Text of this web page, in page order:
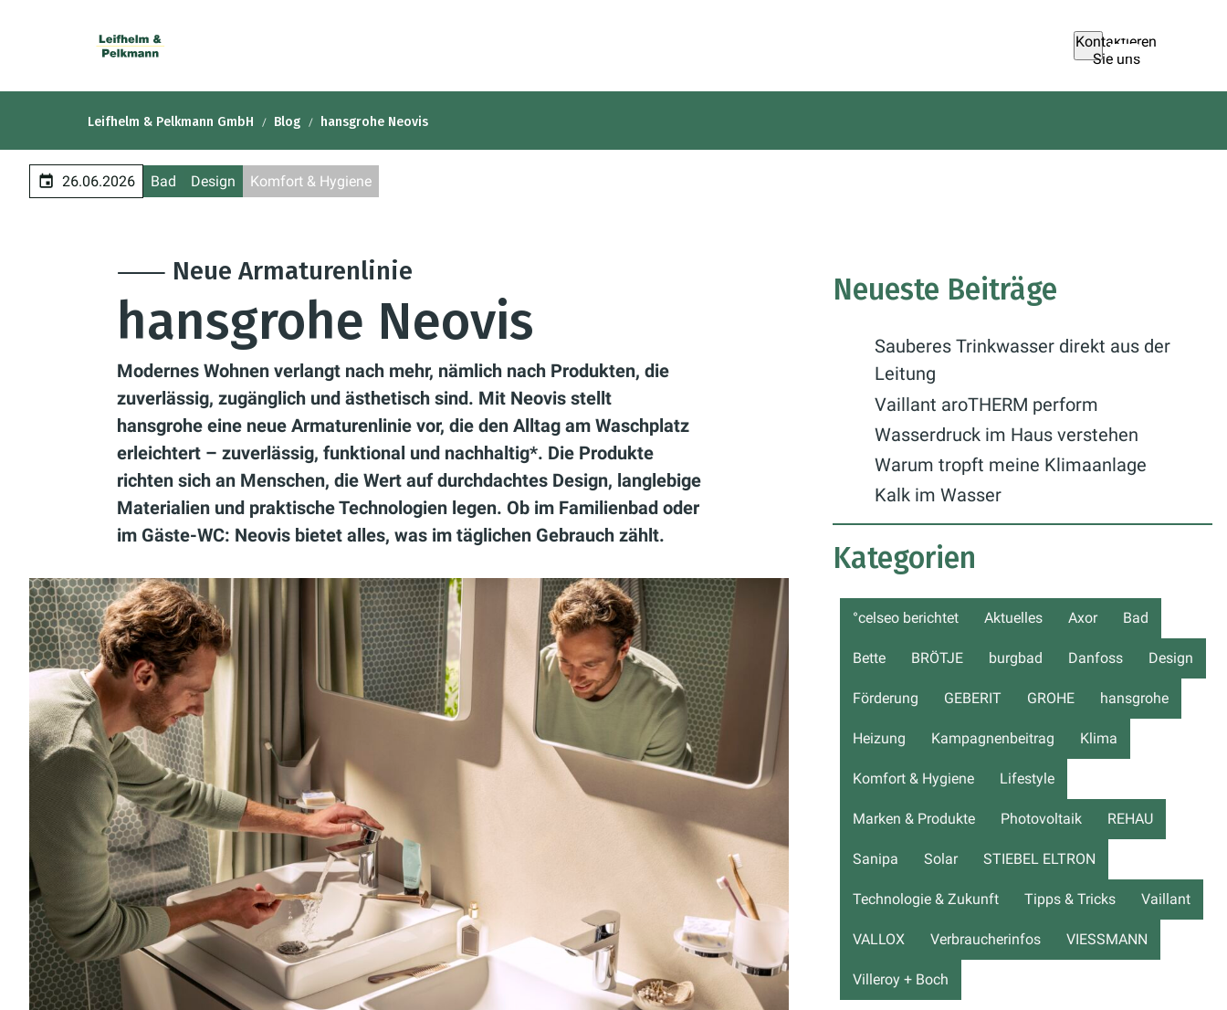
Kontaktieren
Sie uns
Leifhelm & Pelkmann GmbH Blog hansgrohe Neovis
26.06.2026 Bad Design Komfort & Hygiene
⸺ Neue Armaturenlinie
hansgrohe Neovis
Modernes Wohnen verlangt nach mehr, nämlich nach Produkten, die
zuverlässig, zugänglich und ästhetisch sind. Mit Neovis stellt
hansgrohe eine neue Armaturenlinie vor, die den Alltag am Waschplatz
erleichtert – zuverlässig, funktional und nachhaltig*. Die Produkte
richten sich an Menschen, die Wert auf durchdachtes Design, langlebige
Materialien und praktische Technologien legen. Ob im Familienbad oder
im Gäste-WC: Neovis bietet alles, was im täglichen Gebrauch zählt.
Neueste Beiträge
Sauberes Trinkwasser direkt aus der
Leitung
Vaillant aroTHERM perform
Wasserdruck im Haus verstehen
Warum tropft meine Klimaanlage
Kalk im Wasser
Kategorien
°celseo berichtet Aktuelles Axor Bad
Bette BRÖTJE burgbad Danfoss Design
Förderung GEBERIT GROHE hansgrohe
Heizung Kampagnenbeitrag Klima
Komfort & Hygiene Lifestyle
Marken & Produkte Photovoltaik REHAU
Sanipa Solar STIEBEL ELTRON
Technologie & Zukunft Tipps & Tricks Vaillant
VALLOX Verbraucherinfos VIESSMANN
Villeroy + Boch